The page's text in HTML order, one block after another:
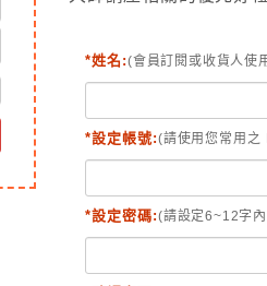
*姓名:(會員訂閱或收貨人使
*設定帳號:(請使用您常用
*設定密碼:(請設定6~12字